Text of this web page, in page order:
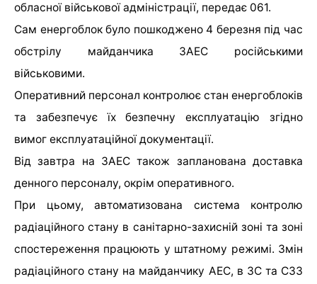
обласної військової адміністрації, передає 061.
Сам енергоблок було пошкоджено 4 березня під час
обстрілу майданчика ЗАЕС російськими
військовими.
Оперативний персонал контролює стан енергоблоків
та забезпечує їх безпечну експлуатацію згідно
вимог експлуатаційної документації.
Від завтра на ЗАЕС також запланована доставка
денного персоналу, окрім оперативного.
При цьому, автоматизована система контролю
радіаційного стану в санітарно-захисній зоні та зоні
спостереження працюють у штатному режимі. Змін
радіаційного стану на майданчику АЕС, в ЗС та СЗЗ